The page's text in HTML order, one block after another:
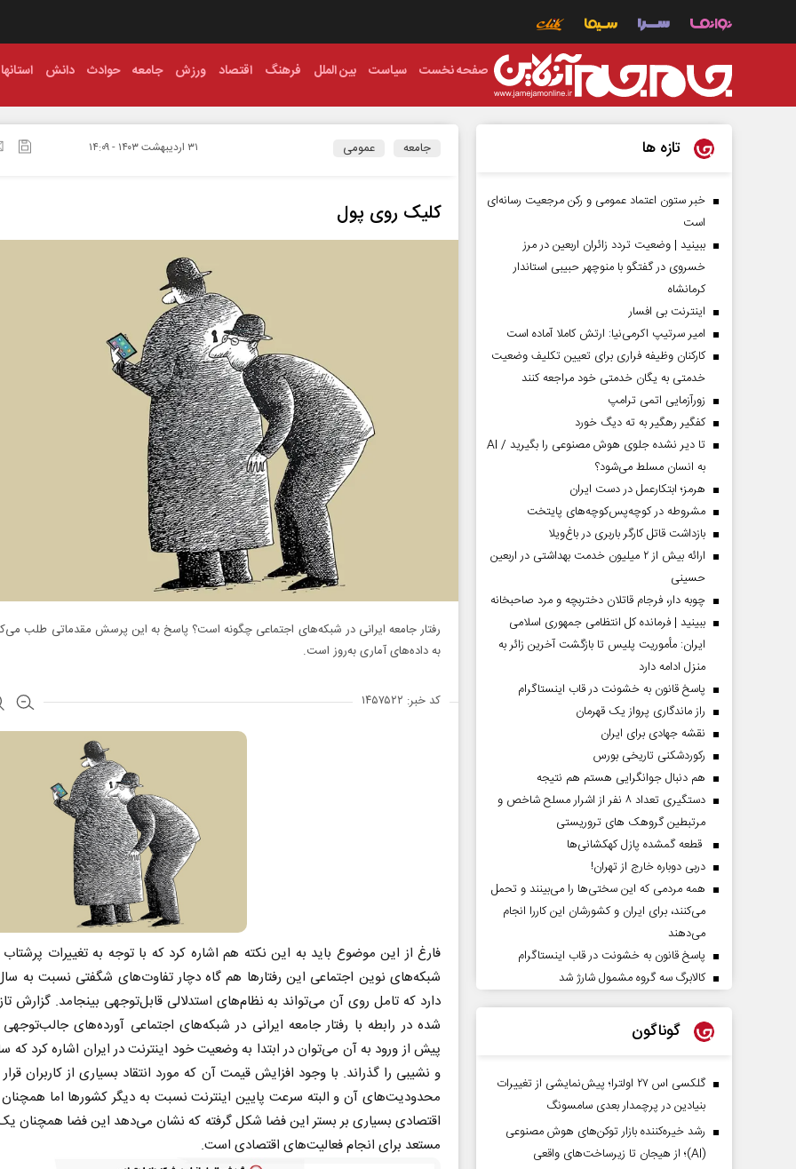
صفحه نخست سیاست بین الملل فرهنگ اقتصاد ورزش جامعه حوادث دانش استانها
جامعه عمومی ۳۱ ارديبهشت ۱۴۰۳ - ۱۴:۰۹
کلیک روی پول
رفتار جامعه ایرانی در شبکه‌های اجتماعی چگونه است؟ پاسخ به این پرسش مقدماتی طلب
به داده‌های آماری به‌روز است.
کد خبر: ۱۴۵۷۵۲۲
فارغ از این موضوع باید به این نکته هم اشاره کرد که با توجه به تغییرات
شبکه‌های نوین اجتماعی این رفتارها هم گاه دچار تفاوت‌های شگفتی نسبت به
دارد که تامل روی آن می‌تواند به نظام‌های استدلالی قابل‌توجهی بینجامد. گزارش
شده در رابطه با رفتار جامعه ایرانی در شبکه‌های اجتماعی آورده‌های جالب‌توجهی
پیش از ورود به آن می‌توان در ابتدا به وضعیت خود اینترنت در ایران اشاره کرد که
و نشیبی را گذراند. با وجود افزایش قیمت آن که مورد انتقاد بسیاری از کاربران
محدودیت‌های آن و البته سرعت پایین اینترنت نسبت به دیگر کشورها اما همچنان
اقتصادی بسیاری بر بستر این فضا شکل گرفته که نشان می‌دهد این فضا همچنان
مستعد برای انجام فعالیت‌های اقتصادی است.
تازه ها
خبر ستون اعتماد عمومی و رکن مرجعیت رسانه‌ای
است
ببینید | وضعیت تردد زائران اربعین در مرز
خسروی در گفتگو با منوچهر حبیبی استاندار
کرمانشاه
اینترنت بی افسار
امیر سرتیپ اکرمی‌نیا: ارتش کاملا آماده است
کارکنان وظیفه فراری برای تعیین تکلیف وضعیت
خدمتی به یگان خدمتی خود مراجعه کنند
زورآزمایی اتمی ترامپ
کفگیر رهگیر به ته دیگ خورد
تا دیر نشده جلوی هوش مصنوعی را بگیرید / AI
به انسان مسلط می‌شود؟
هرمز؛ ابتکارعمل در دست ایران
مشروطه در کوچه‌پس‌کوچه‌های پایتخت
بازداشت قاتل کارگر باربری در باغ‌ویلا
ارائه بیش از ۲ میلیون خدمت بهداشتی در اربعین
حسینی
چوبه دار، فرجام قاتلان دختربچه و مرد صاحبخانه
ببینید | فرمانده کل انتظامی جمهوری اسلامی
ایران­: مأموریت پلیس تا بازگشت آخرین زائر به
منزل ادامه دارد
پاسخ قانون به خشونت در قاب اینستاگرام
راز ماندگاری پرواز یک قهرمان
نقشه جهادی برای ایران
رکوردشکنی تاریخی بورس
هم دنبال جوانگرایی هستم هم نتیجه
دستگیری تعداد ۸ نفر از اشرار مسلح شاخص و
مرتبطین گروهک های تروریستی
قطعه گمشده پازل کهکشانی‌ها
دربی دوباره خارج از تهران!
همه مردمی که این سختی‌ها را می‌بینند و تحمل
می‌کنند، برای ایران و کشورشان این کاررا انجام
می‌دهند
پاسخ قانون به خشونت در قاب اینستاگرام
کالابرگ سه گروه مشمول شارژ شد
گوناگون
گلکسی اس ۲۷ اولترا؛ پیش‌نمایشی از تغییرات
بنیادین در پرچمدار بعدی سامسونگ
رشد خیره‌کننده بازار توکن‌های هوش مصنوعی
(AI)؛ از هیجان تا زیرساخت‌های واقعی